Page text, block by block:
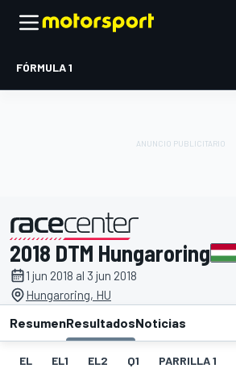
FÓRMULA 1
presentado por
2018 DTM Hungaroring
1 jun 2018 al 3 jun 2018
Hungaroring, HU
ResumenResultadosNoticias
EL EL1 EL2 Q1 PARRILLA 1